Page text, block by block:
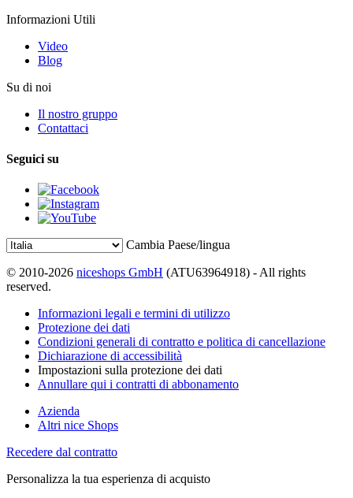
Informazioni Utili
Video
Blog
Su di noi
Il nostro gruppo
Contattaci
Seguici su
Cambia Paese/lingua
© 2010-2026 niceshops GmbH (ATU63964918) - All rights
reserved.
Informazioni legali e termini di utilizzo
Protezione dei dati
Condizioni generali di contratto e politica di cancellazione
Dichiarazione di accessibilità
Impostazioni sulla protezione dei dati
Annullare qui i contratti di abbonamento
Azienda
Altri nice Shops
Recedere dal contratto
Personalizza la tua esperienza di acquisto